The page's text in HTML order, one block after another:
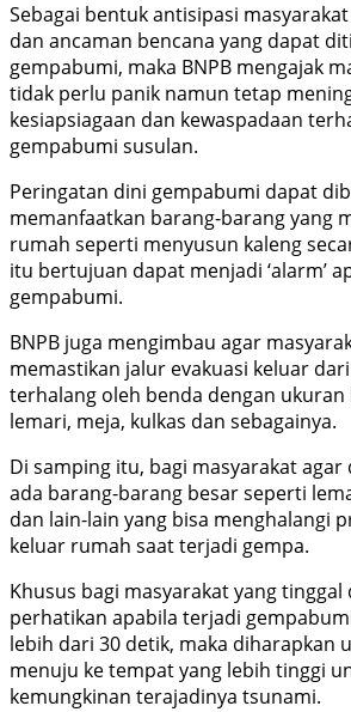
Sebagai bentuk antisipasi
dan ancaman bencana yang dapat
gempabumi, maka BNPB mengajak
tidak perlu panik namun tetap
kesiapsiagaan dan kewaspadaan
gempabumi susulan.
Peringatan dini gempabumi dapat
memanfaatkan barang-barang yang
rumah seperti menyusun kaleng
itu bertujuan dapat menjadi ‘alarm’
gempabumi.
BNPB juga mengimbau agar
memastikan jalur evakuasi keluar
terhalang oleh benda dengan
lemari, meja, kulkas dan sebagainya.
Di samping itu, bagi masyarakat
ada barang-barang besar seperti
dan lain-lain yang bisa menghalangi
keluar rumah saat terjadi gempa.
Khusus bagi masyarakat yang tinggal
perhatikan apabila terjadi
lebih dari 30 detik, maka diharapkan
menuju ke tempat yang lebih tinggi
kemungkinan terajadinya tsunami.